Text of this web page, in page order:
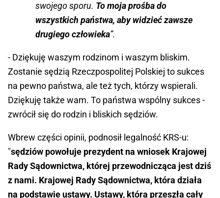
swojego sporu. To moja prośba do
wszystkich państwa, aby widzieć zawsze
drugiego człowieka”.
- Dziękuję waszym rodzinom i waszym bliskim.
Zostanie sędzią Rzeczpospolitej Polskiej to sukces
na pewno państwa, ale też tych, którzy wspierali.
Dziękuję także wam. To państwa wspólny sukces -
zwrócił się do rodzin i bliskich sędziów.
Wbrew części opinii, podnosił legalność KRS-u:
"sędziów powołuje prezydent na wniosek Krajowej
Rady Sądownictwa, której przewodnicząca jest dziś
z nami. Krajowej Rady Sądownictwa, która działa
na podstawie ustawy. Ustawy, która przeszła cały